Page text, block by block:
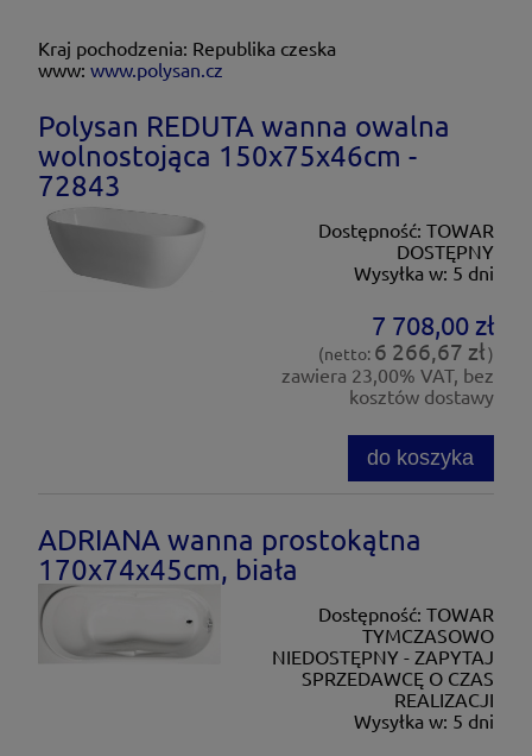
Kraj pochodzenia: Republika czeska
www: www.polysan.cz
Polysan REDUTA wanna owalna
wolnostojąca 150x75x46cm -
72843
Dostępność: TOWAR
DOSTĘPNY
Wysyłka w: 5 dni
7 708,00 zł
(netto: 6 266,67 zł)
zawiera 23,00% VAT, bez
kosztów dostawy
do koszyka
ADRIANA wanna prostokątna
170x74x45cm, biała
Dostępność: TOWAR
TYMCZASOWO
NIEDOSTĘPNY - ZAPYTAJ
SPRZEDAWCĘ O CZAS
REALIZACJI
Wysyłka w: 5 dni